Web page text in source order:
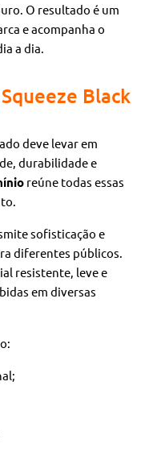
O resultado é um
e acompanha o
a dia.
Black
deve levar em
durabilidade e
reúne todas essas
sofisticação e
diferentes públicos.
resistente, leve e
em diversas